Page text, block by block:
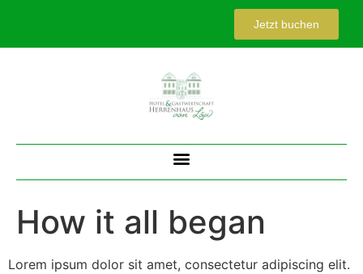
Jetzt buchen
How it all began
Lorem ipsum dolor sit amet, consectetur adipiscing elit.